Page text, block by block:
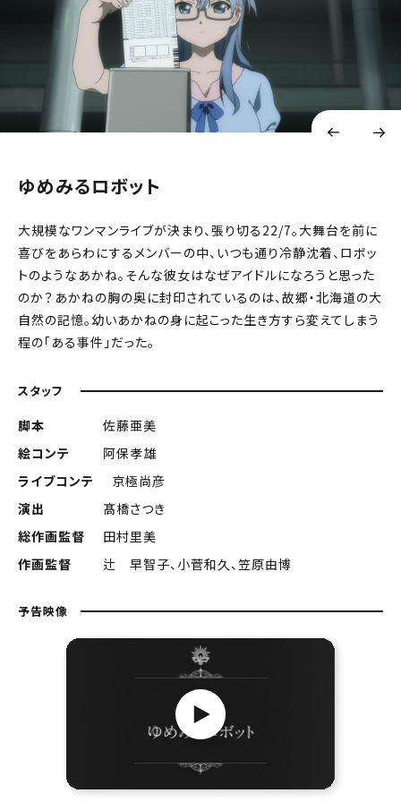
ゆめみるロボット
大規模なワンマンライブが決まり、張り切る22/7。大舞台を前に
喜びをあらわにするメンバーの中、いつも通り冷静沈着、ロボッ
トのようなあかね。そんな彼女はなぜアイドルになろうと思った
のか？――あかねの胸の奥に封印されているのは、故郷・北海道の大
自然の記憶。幼いあかねの身に起こった生き方すら変えてしまう
程の「ある事件」だった。
スタッフ
脚本
佐藤亜美
絵コンテ
阿保孝雄
ライブコンテ
京極尚彦
演出
髙橋さつき
総作画監督
田村里美
作画監督
辻 早智子、小菅和久、笠原由博
予告映像